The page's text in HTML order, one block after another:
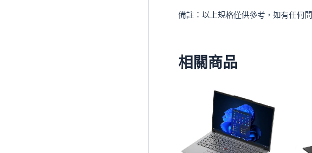
備註：以上規格僅供參考，如有任何
相關商品